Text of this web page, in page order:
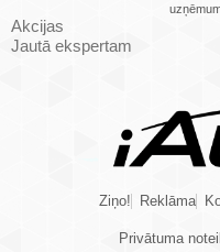
Akcijas
Jautā ekspertam
Ziņo! Reklāma
Privātuma